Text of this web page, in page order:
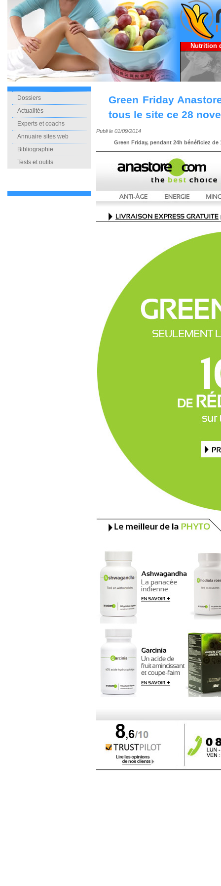
Nutrition
Dossiers
Actualités
Experts et coachs
Annuaire sites web
Bibliographie
Tests et outils
Green Friday
tous le site ce 28
Publi le 01/09/2014
Green Friday, pendant 24h bénéficiez de